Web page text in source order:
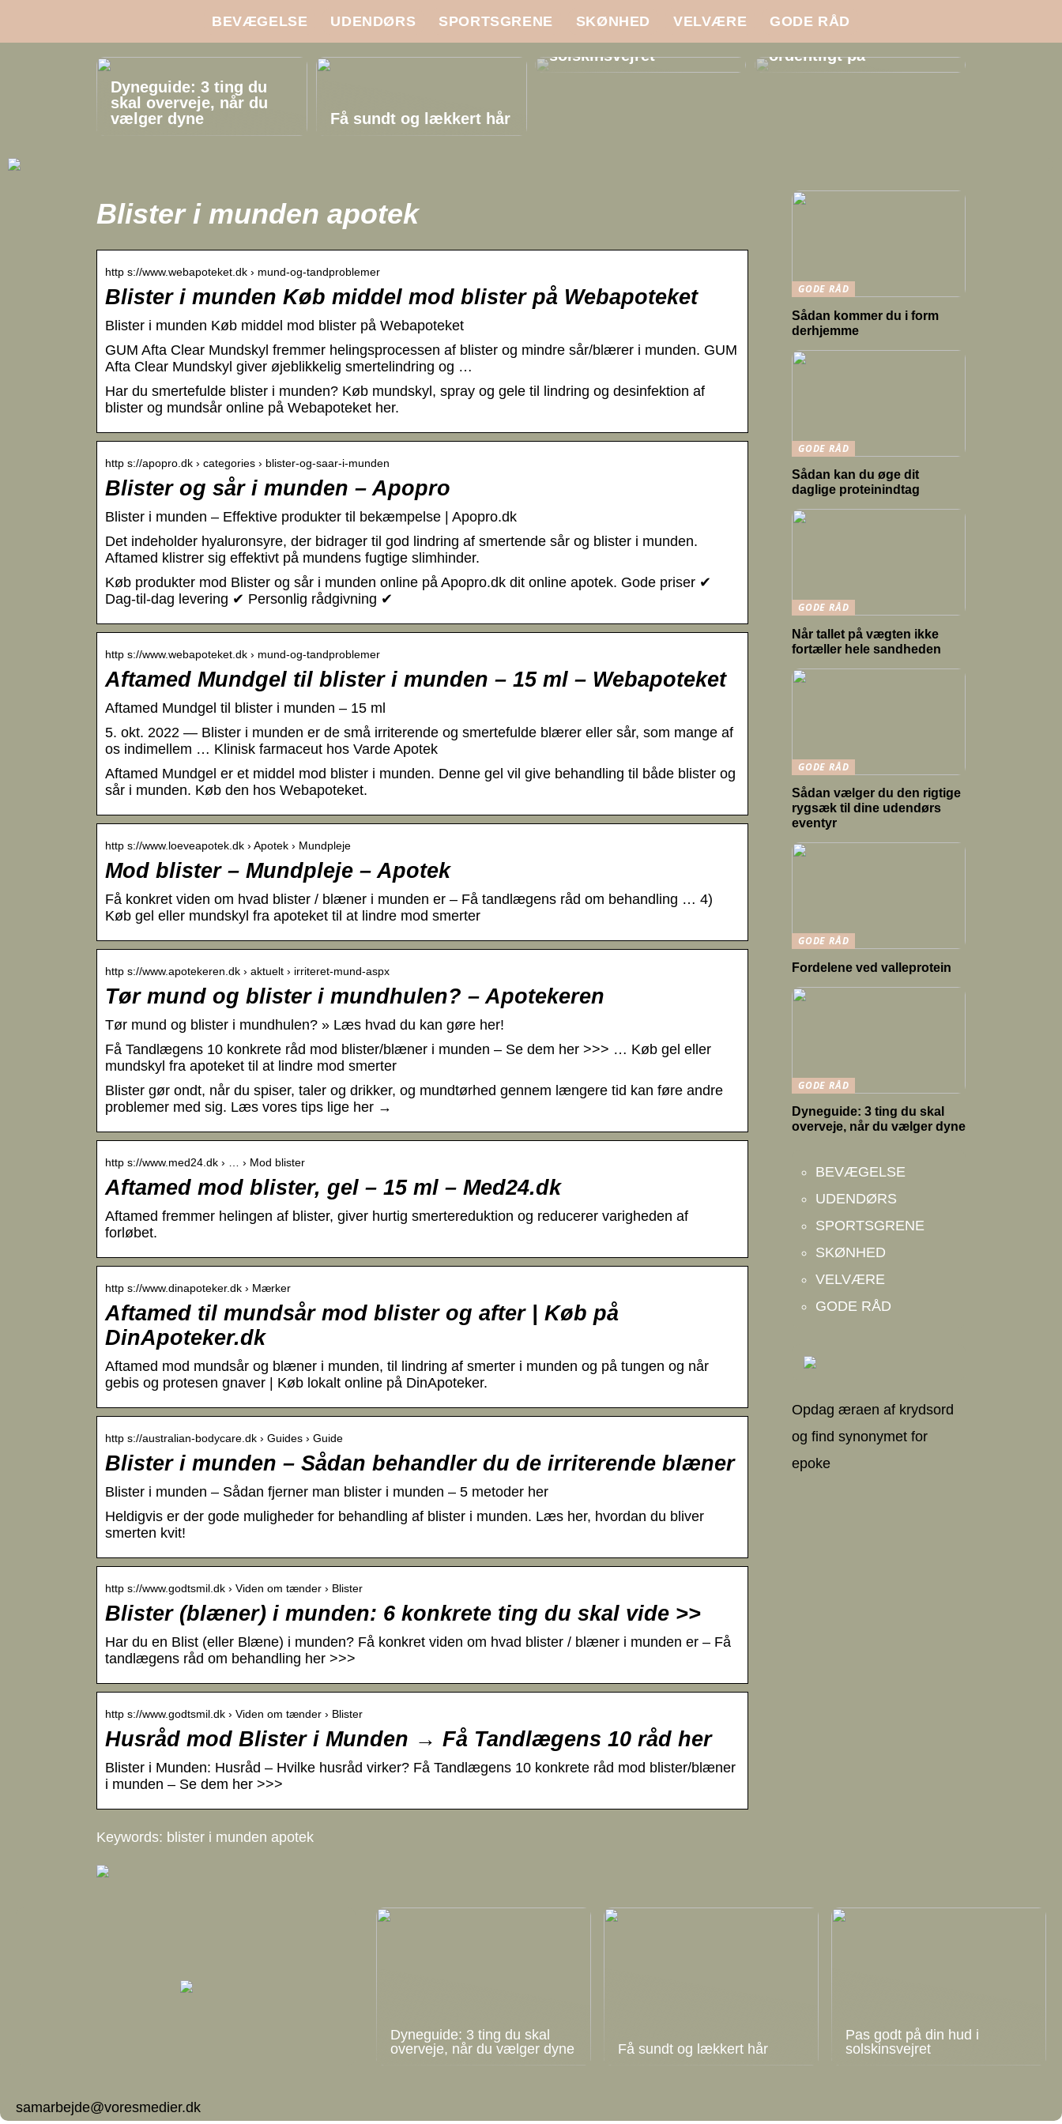
BEVÆGELSE UDENDØRS SPORTSGRENE SKØNHED VELVÆRE GODE RÅD
Dyneguide: 3 ting du
skal overveje, når du
vælger dyne
Få sundt og lækkert hår
Pas godt på din hud i
solskinsvejret
Sådan klæder du dig
ordentligt på
Blister i munden apotek
http s://www.webapoteket.dk › mund-og-tandproblemer
Blister i munden Køb middel mod blister på Webapoteket
Blister i munden Køb middel mod blister på Webapoteket
GUM Afta Clear Mundskyl fremmer helingsprocessen af blister og mindre sår/blærer i munden. GUM
Afta Clear Mundskyl giver øjeblikkelig smertelindring og …
Har du smertefulde blister i munden? Køb mundskyl, spray og gele til lindring og desinfektion af
blister og mundsår online på Webapoteket her.
http s://apopro.dk › categories › blister-og-saar-i-munden
Blister og sår i munden – Apopro
Blister i munden – Effektive produkter til bekæmpelse | Apopro.dk
Det indeholder hyaluronsyre, der bidrager til god lindring af smertende sår og blister i munden.
Aftamed klistrer sig effektivt på mundens fugtige slimhinder.
Køb produkter mod Blister og sår i munden online på Apopro.dk dit online apotek. Gode priser ✔
Dag-til-dag levering ✔ Personlig rådgivning ✔
http s://www.webapoteket.dk › mund-og-tandproblemer
Aftamed Mundgel til blister i munden – 15 ml – Webapoteket
Aftamed Mundgel til blister i munden – 15 ml
5. okt. 2022 — Blister i munden er de små irriterende og smertefulde blærer eller sår, som mange af
os indimellem … Klinisk farmaceut hos Varde Apotek
Aftamed Mundgel er et middel mod blister i munden. Denne gel vil give behandling til både blister og
sår i munden. Køb den hos Webapoteket.
http s://www.loeveapotek.dk › Apotek › Mundpleje
Mod blister – Mundpleje – Apotek
Få konkret viden om hvad blister / blæner i munden er – Få tandlægens råd om behandling … 4)
Køb gel eller mundskyl fra apoteket til at lindre mod smerter
http s://www.apotekeren.dk › aktuelt › irriteret-mund-aspx
Tør mund og blister i mundhulen? – Apotekeren
Tør mund og blister i mundhulen? » Læs hvad du kan gøre her!
Få Tandlægens 10 konkrete råd mod blister/blæner i munden – Se dem her >>> … Køb gel eller
mundskyl fra apoteket til at lindre mod smerter
Blister gør ondt, når du spiser, taler og drikker, og mundtørhed gennem længere tid kan føre andre
problemer med sig. Læs vores tips lige her →
http s://www.med24.dk › … › Mod blister
Aftamed mod blister, gel – 15 ml – Med24.dk
Aftamed fremmer helingen af blister, giver hurtig smertereduktion og reducerer varigheden af
forløbet.
http s://www.dinapoteker.dk › Mærker
Aftamed til mundsår mod blister og after | Køb på
DinApoteker.dk
Aftamed mod mundsår og blæner i munden, til lindring af smerter i munden og på tungen og når
gebis og protesen gnaver | Køb lokalt online på DinApoteker.
http s://australian-bodycare.dk › Guides › Guide
Blister i munden – Sådan behandler du de irriterende blæner
Blister i munden – Sådan fjerner man blister i munden – 5 metoder her
Heldigvis er der gode muligheder for behandling af blister i munden. Læs her, hvordan du bliver
smerten kvit!
http s://www.godtsmil.dk › Viden om tænder › Blister
Blister (blæner) i munden: 6 konkrete ting du skal vide >>
Har du en Blist (eller Blæne) i munden? Få konkret viden om hvad blister / blæner i munden er – Få
tandlægens råd om behandling her >>>
http s://www.godtsmil.dk › Viden om tænder › Blister
Husråd mod Blister i Munden → Få Tandlægens 10 råd her
Blister i Munden: Husråd – Hvilke husråd virker? Få Tandlægens 10 konkrete råd mod blister/blæner
i munden – Se dem her >>>
Keywords: blister i munden apotek
GODE RÅD
Sådan kommer du i form
derhjemme
GODE RÅD
Sådan kan du øge dit
daglige proteinindtag
GODE RÅD
Når tallet på vægten ikke
fortæller hele sandheden
GODE RÅD
Sådan vælger du den rigtige
rygsæk til dine udendørs
eventyr
GODE RÅD
Fordelene ved valleprotein
GODE RÅD
Dyneguide: 3 ting du skal
overveje, når du vælger dyne
BEVÆGELSE
UDENDØRS
SPORTSGRENE
SKØNHED
VELVÆRE
GODE RÅD
Opdag æraen af krydsord
og find synonymet for
epoke
Dyneguide: 3 ting du skal
overveje, når du vælger dyne
Få sundt og lækkert hår
Pas godt på din hud i
solskinsvejret
samarbejde@voresmedier.dk